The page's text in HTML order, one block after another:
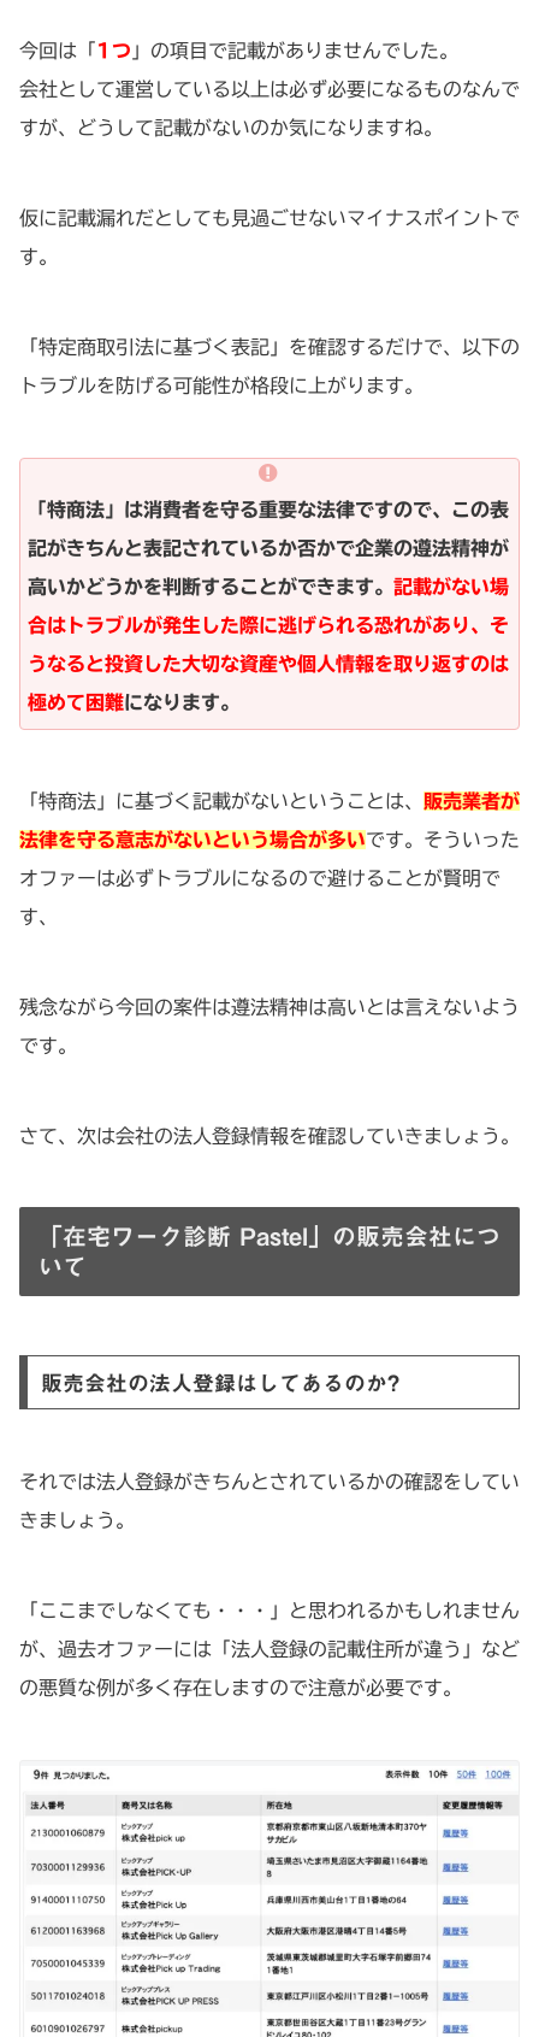
今回は「 1つ 」の項目で記載がありませんでした。
会社として運営している以上は必ず必要になるものなんで
すが、どうして記載がないのか気になりますね。
仮に記載漏れだとしても見過ごせないマイナスポイントで
す。
「特定商取引法に基づく表記」を確認するだけで、以下の
トラブルを防げる可能性が格段に上がります。
「特商法」は消費者を守る重要な法律ですので、この表
記がきちんと表記されているか否かで企業の遵法精神が
高いかどうかを判断することができます。 記載がない場
合はトラブルが発生した際に逃げられる恐れがあり、そ
うなると投資した大切な資産や個人情報を取り返すのは
極めて困難になります。
「特商法」に基づく記載がないということは、 販売業者が
法律を守る意志がないという場合が多いです。そういった
オファーは必ずトラブルになるので避けることが賢明で
す、
残念ながら今回の案件は遵法精神は高いとは言えないよう
です。
さて、次は会社の法人登録情報を確認していきましょう。
「在宅ワーク診断 Pastel」の販売会社につ
いて
販売会社の法人登録はしてあるのか?
それでは法人登録がきちんとされているかの確認をしてい
きましょう。
「ここまでしなくても・・・」と思われるかもしれません
が、過去オファーには「法人登録の記載住所が違う」など
の悪質な例が多く存在しますので注意が必要です。